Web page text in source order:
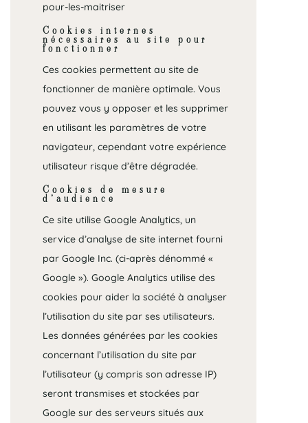
pour-les-maitriser
Cookies internes
nécessaires au site pour
fonctionner
Ces cookies permettent au site de
fonctionner de manière optimale. Vous
pouvez vous y opposer et les supprimer
en utilisant les paramètres de votre
navigateur, cependant votre expérience
utilisateur risque d’être dégradée.
Cookies de mesure
d’audience
Ce site utilise Google Analytics, un
service d’analyse de site internet fourni
par Google Inc. (ci-après dénommé «
Google »). Google Analytics utilise des
cookies pour aider la société à analyser
l’utilisation du site par ses utilisateurs.
Les données générées par les cookies
concernant l’utilisation du site par
l’utilisateur (y compris son adresse IP)
seront transmises et stockées par
Google sur des serveurs situés aux